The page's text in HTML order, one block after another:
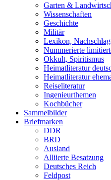
Garten &
Wissenschaften
Geschichte
Militär
Lexikon,
Nummerierte
Okkult, Spiritismus
Heimatliteratur
Heimatliteratur
Reiseliteratur
Ingenieurthemen
Kochbücher
Sammelbilder
Briefmarken
DDR
BRD
Ausland
Alliierte Besatzung
Deutsches Reich
Feldpost